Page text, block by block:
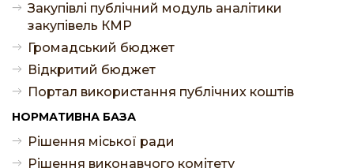
Закупівлі публічний модуль аналітики
закупівель КМР
Громадський бюджет
Відкритий бюджет
Портал використання публічних коштів
НОРМАТИВНА БАЗА
Рішення міської ради
Рішення виконавчого комітету